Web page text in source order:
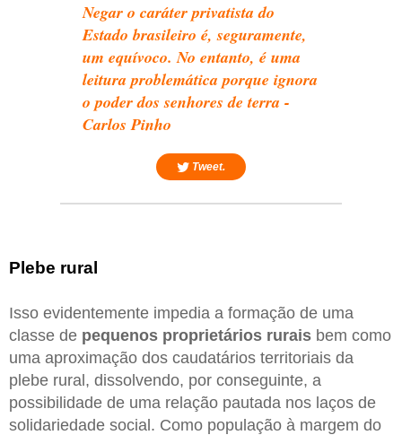
Negar o caráter privatista do
Estado brasileiro é, seguramente,
um equívoco. No entanto, é uma
leitura problemática porque ignora
o poder dos senhores de terra -
Carlos Pinho
Tweet.
Plebe rural
Isso evidentemente impedia a formação de uma
classe de pequenos proprietários rurais bem como
uma aproximação dos caudatários territoriais da
plebe rural, dissolvendo, por conseguinte, a
possibilidade de uma relação pautada nos laços de
solidariedade social. Como população à margem do